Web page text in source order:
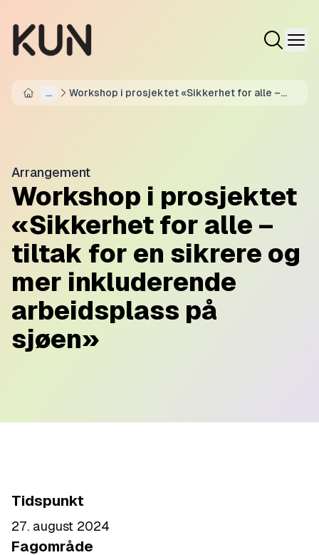
...
Workshop i prosjektet «Sikkerhet for alle –
Arrangement
Workshop i prosjektet
«Sikkerhet for alle –
tiltak for en sikrere og
mer inkluderende
arbeidsplass på
sjøen»
Tidspunkt
27. august 2024
Fagområde